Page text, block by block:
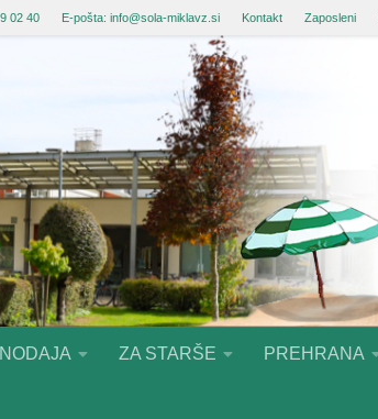
02 40 E-pošta: info@sola-miklavz.si Kontakt Zaposleni
ZA STARŠE PREHRANA